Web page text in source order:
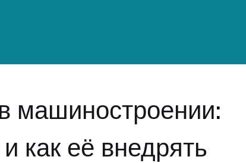
машиностроении:
как её внедрять